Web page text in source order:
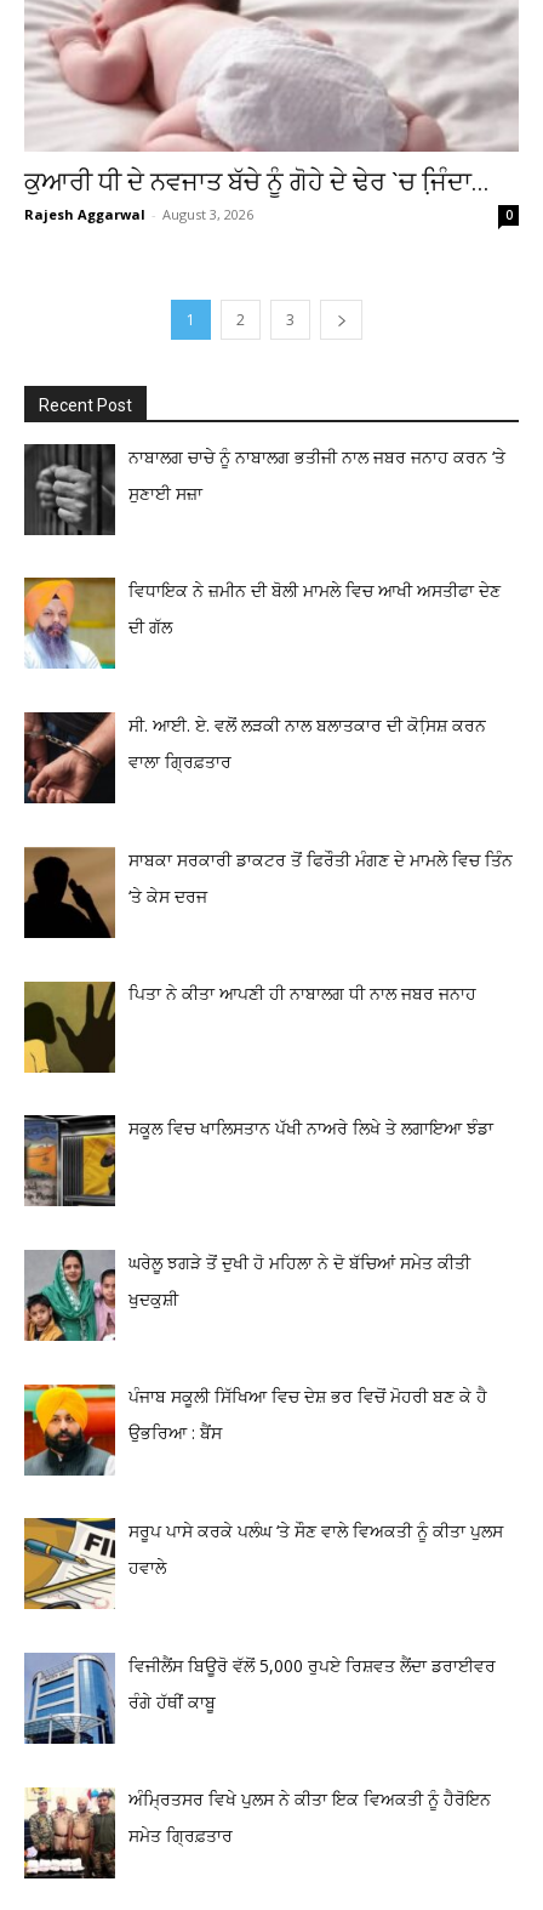
ਕੁਆਰੀ ਧੀ ਦੇ ਨਵਜਾਤ ਬੱਚੇ ਨੂੰ ਗੋਹੇ ਦੇ ਢੇਰ `ਚ ਜਿ਼ੰਦਾ...
Rajesh Aggarwal - August 3, 2026 0
1 2 3
Recent Post
ਨਾਬਾਲਗ ਚਾਚੇ ਨੂੰ ਨਾਬਾਲਗ ਭਤੀਜੀ ਨਾਲ ਜਬਰ ਜਨਾਹ ਕਰਨ ‘ਤੇ
ਸੁਣਾਈ ਸਜ਼ਾ
ਵਿਧਾਇਕ ਨੇ ਜ਼ਮੀਨ ਦੀ ਬੋਲੀ ਮਾਮਲੇ ਵਿਚ ਆਖੀ ਅਸਤੀਫਾ ਦੇਣ
ਦੀ ਗੱਲ
ਸੀ. ਆਈ. ਏ. ਵਲੋਂ ਲੜਕੀ ਨਾਲ ਬਲਾਤਕਾਰ ਦੀ ਕੋਸਿ਼ਸ਼ ਕਰਨ
ਵਾਲਾ ਗ੍ਰਿਫ਼ਤਾਰ
ਸਾਬਕਾ ਸਰਕਾਰੀ ਡਾਕਟਰ ਤੋਂ ਫਿਰੌਤੀ ਮੰਗਣ ਦੇ ਮਾਮਲੇ ਵਿਚ ਤਿੰਨ
‘ਤੇ ਕੇਸ ਦਰਜ
ਪਿਤਾ ਨੇ ਕੀਤਾ ਆਪਣੀ ਹੀ ਨਾਬਾਲਗ ਧੀ ਨਾਲ ਜਬਰ ਜਨਾਹ
ਸਕੂਲ ਵਿਚ ਖਾਲਿਸਤਾਨ ਪੱਖੀ ਨਾਅਰੇ ਲਿਖੇ ਤੇ ਲਗਾਇਆ ਝੰਡਾ
ਘਰੇਲੂ ਝਗੜੇ ਤੋਂ ਦੁਖੀ ਹੋ ਮਹਿਲਾ ਨੇ ਦੋ ਬੱਚਿਆਂ ਸਮੇਤ ਕੀਤੀ
ਖੁਦਕੁਸ਼ੀ
ਪੰਜਾਬ ਸਕੂਲੀ ਸਿੱਖਿਆ ਵਿਚ ਦੇਸ਼ ਭਰ ਵਿਚੋਂ ਮੋਹਰੀ ਬਣ ਕੇ ਹੈ
ਉਭਰਿਆ : ਬੈਂਸ
ਸਰੂਪ ਪਾਸੇ ਕਰਕੇ ਪਲੰਘ ‘ਤੇ ਸੌਣ ਵਾਲੇ ਵਿਅਕਤੀ ਨੂੰ ਕੀਤਾ ਪੁਲਸ
ਹਵਾਲੇ
ਵਿਜੀਲੈਂਸ ਬਿਊਰੋ ਵੱਲੋਂ 5,000 ਰੁਪਏ ਰਿਸ਼ਵਤ ਲੈਂਦਾ ਡਰਾਈਵਰ
ਰੰਗੇ ਹੱਥੀਂ ਕਾਬੂ
ਅੰਮ੍ਰਿਤਸਰ ਵਿਖੇ ਪੁਲਸ ਨੇ ਕੀਤਾ ਇਕ ਵਿਅਕਤੀ ਨੂੰ ਹੈਰੋਇਨ
ਸਮੇਤ ਗ੍ਰਿਫ਼ਤਾਰ